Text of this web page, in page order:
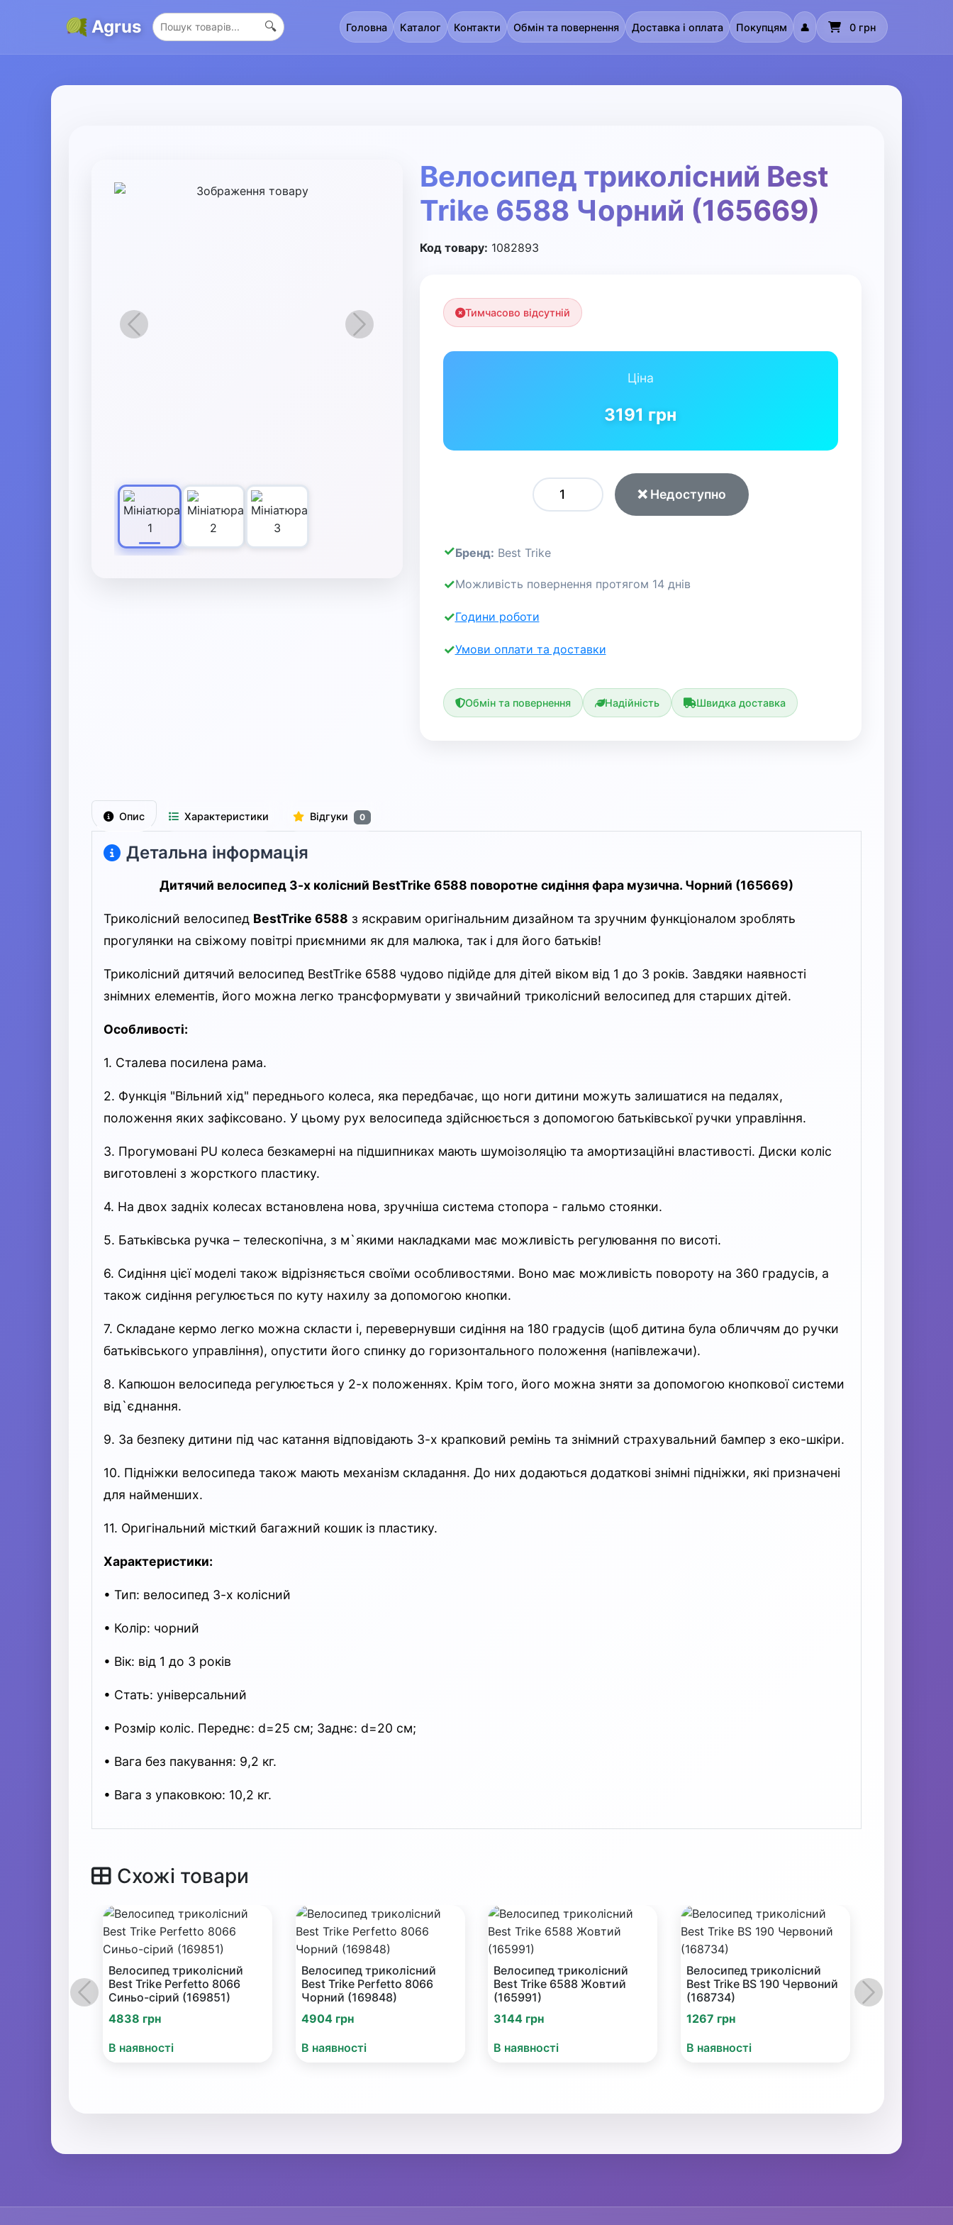
Agrus 🔍 Головна Каталог Контакти Обмін та повернення Доставка і оплата Покупцям 👤 0 грн
Назад Вперед
Велосипед триколісний Best
Trike 6588 Чорний (165669)
Код товару: 1082893
Тимчасово відсутній
Ціна
3191 грн
❌ Недоступно
Бренд: Best Trike
Можливість повернення протягом 14 днів
Години роботи
Умови оплати та доставки
Обмін та повернення Надійність Швидка доставка
Опис Характеристики Відгуки 0
Детальна інформація
Дитячий велосипед 3-х колісний BestTrike 6588 поворотне сидіння фара музична. Чорний (165669)
Триколісний велосипед BestTrike 6588 з яскравим оригінальним дизайном та зручним функціоналом зроблять
прогулянки на свіжому повітрі приємними як для малюка, так і для його батьків!
Триколісний дитячий велосипед BestTrike 6588 чудово підійде для дітей віком від 1 до 3 років. Завдяки наявності
знімних елементів, його можна легко трансформувати у звичайний триколісний велосипед для старших дітей.
Особливості:
1. Сталева посилена рама.
2. Функція "Вільний хід" переднього колеса, яка передбачає, що ноги дитини можуть залишатися на педалях,
положення яких зафіксовано. У цьому рух велосипеда здійснюється з допомогою батьківської ручки управління.
3. Прогумовані PU колеса безкамерні на підшипниках мають шумоізоляцію та амортизаційні властивості. Диски коліс
виготовлені з жорсткого пластику.
4. На двох задніх колесах встановлена нова, зручніша система стопора - гальмо стоянки.
5. Батьківська ручка – телескопічна, з м`якими накладками має можливість регулювання по висоті.
6. Сидіння цієї моделі також відрізняється своїми особливостями. Воно має можливість повороту на 360 градусів, а
також сидіння регулюється по куту нахилу за допомогою кнопки.
7. Складане кермо легко можна скласти і, перевернувши сидіння на 180 градусів (щоб дитина була обличчям до ручки
батьківського управління), опустити його спинку до горизонтального положення (напівлежачи).
8. Капюшон велосипеда регулюється у 2-х положеннях. Крім того, його можна зняти за допомогою кнопкової системи
від`єднання.
9. За безпеку дитини під час катання відповідають 3-х крапковий ремінь та знімний страхувальний бампер з еко-шкіри.
10. Підніжки велосипеда також мають механізм складання. До них додаються додаткові знімні підніжки, які призначені
для найменших.
11. Оригінальний місткий багажний кошик із пластику.
Характеристики:
• Тип: велосипед 3-х колісний
• Колір: чорний
• Вік: від 1 до 3 років
• Стать: універсальний
• Розмір коліс. Переднє: d=25 см; Заднє: d=20 см;
• Вага без пакування: 9,2 кг.
• Вага з упаковкою: 10,2 кг.
Схожі товари
Велосипед триколісний
Best Trike Perfetto 8066
Синьо-сірий (169851)
4838 грн
В наявності
Велосипед триколісний
Best Trike Perfetto 8066
Чорний (169848)
4904 грн
В наявності
Велосипед триколісний
Best Trike 6588 Жовтий
(165991)
3144 грн
В наявності
Велосипед триколісний
Best Trike BS 190 Червоний
(168734)
1267 грн
В наявності
Попередній Наступний